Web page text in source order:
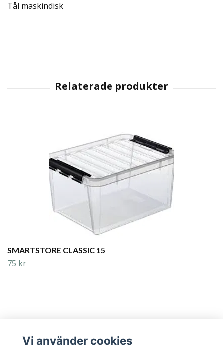
Tål maskindisk
SMARTSTORE CLASSIC 15
75 kr
Vi använder cookies